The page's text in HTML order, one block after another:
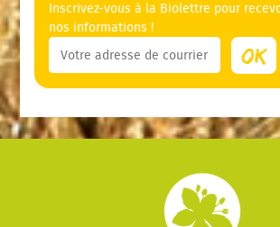
Inscrivez-vous à la Biolettre pour
nos informations !